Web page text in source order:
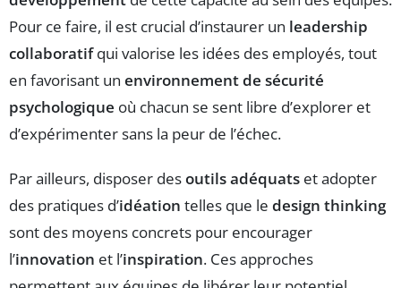
Pour ce faire, il est crucial d’instaurer un leadership
collaboratifqui valorise les idées des employés, tout
en favorisant un environnement de sécurité
psychologique où chacun se sent libre d’explorer et
d’expérimenter sans la peur de l’échec.
Par ailleurs, disposer desoutils adéquats et adopter
des pratiques d’idéation telles que le design thinking
sont des moyens concrets pour encourager
l’innovation et l’inspiration. Ces approches